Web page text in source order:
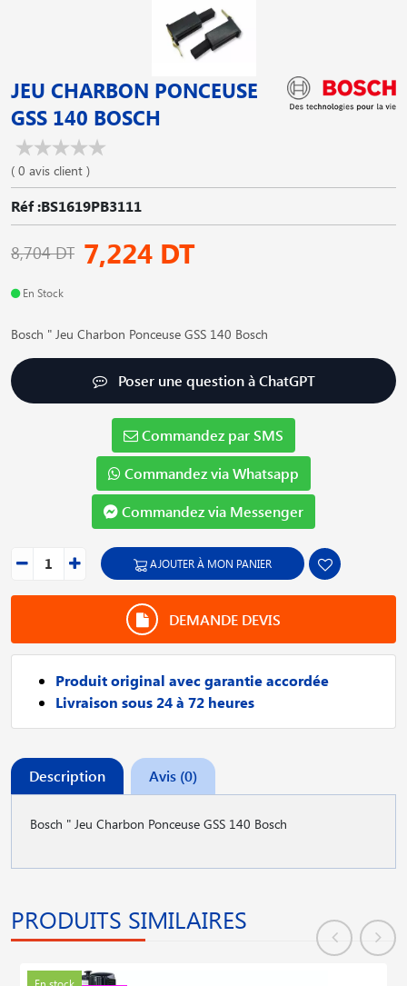
JEU CHARBON PONCEUSE
GSS 140 BOSCH
( 0 avis client )
Réf :BS1619PB3111
8,704 DT 7,224 DT
En Stock
Bosch " Jeu Charbon Ponceuse GSS 140 Bosch
Poser une question à ChatGPT
Commandez par SMS
Commandez via Whatsapp
Commandez via Messenger
AJOUTER À MON PANIER
DEMANDE DEVIS
Produit original avec garantie accordée
Livraison sous 24 à 72 heures
Description Avis (0)
Bosch " Jeu Charbon Ponceuse GSS 140 Bosch
PRODUITS SIMILAIRES
En stock